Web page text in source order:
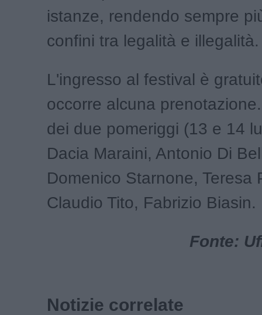
istanze, rendendo sempre
confini tra legalità e illegalità.
L'ingresso al festival è
occorre alcuna
dei due pomeriggi (13 e 14
Dacia Maraini, Antonio Di
Domenico Starnone, Teresa
Claudio Tito, Fabrizio Biasin.
Fonte:
Notizie correlate